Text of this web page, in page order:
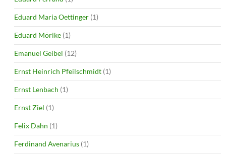
Eduard Maria Oettinger (1)
Eduard Mörike (1)
Emanuel Geibel (12)
Ernst Heinrich Pfeilschmidt (1)
Ernst Lenbach (1)
Ernst Ziel (1)
Felix Dahn (1)
Ferdinand Avenarius (1)